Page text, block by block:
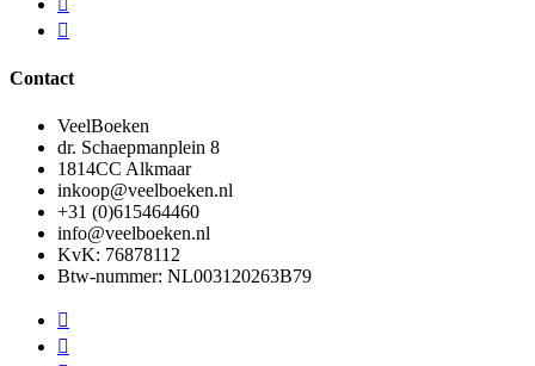
Contact
VeelBoeken
dr. Schaepmanplein 8
1814CC Alkmaar
inkoop@veelboeken.nl
+31 (0)615464460
info@veelboeken.nl
KvK: 76878112
Btw-nummer: NL003120263B79